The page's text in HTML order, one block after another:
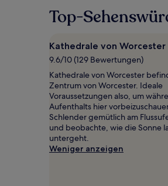
in
den
24 Stunden
für
einen
Aufenthalt
mit
1 Übernachtung
von
2 Erwachsenen
gefunden
wurde.
Preise
Top-
Kathedrale von Worcester
9.6/10 (129 Bewertungen)
Kathedrale von Worcester
Zentrum von Worcester. Ideale
Voraussetzungen also, um
Aufenthalts hier
Schlender gemütlich am
und beobachte, wie die Sonne
untergeht.
Weniger anzeigen